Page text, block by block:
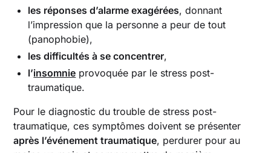
les réponses d’alarme exagérées, donnant
l’impression que la personne a peur de tout
(panophobie),
les difficultés à se concentrer,
l’insomnie provoquée par le stress post-
traumatique.
Pour le diagnostic du trouble de stress post-
traumatique, ces symptômes doivent se présenter
après l’événement traumatique, perdurer pour au